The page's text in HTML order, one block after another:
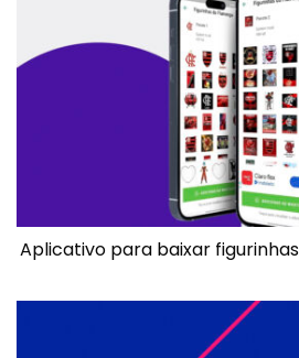
Aplicativo para baixar